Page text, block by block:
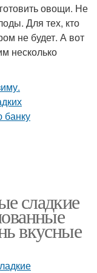
овощи. Не
Для тех, кто
не будет. А вот
несколько
сладкие
вкусные